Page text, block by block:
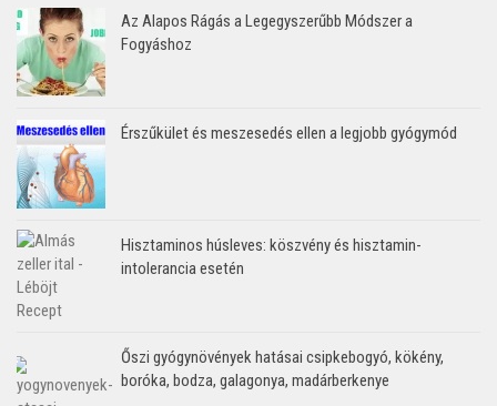
Az Alapos Rágás a Legegyszerűbb Módszer a
Fogyáshoz
Érszűkület és meszesedés ellen a legjobb gyógymód
Hisztaminos húsleves: köszvény és hisztamin-
intolerancia esetén
Őszi gyógynövények hatásai csipkebogyó, kökény,
boróka, bodza, galagonya, madárberkenye